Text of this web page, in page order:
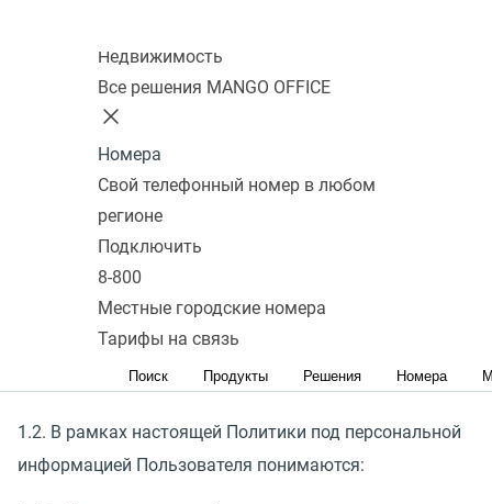
Недвижимость
Все решения MANGO OFFICE
Номера
Свой телефонный номер в любом
регионе
Подключить
8-800
Местные городские номера
Тарифы на связь
Поиск Продукты Решения Номера
1.1. Политика конфиденциальности интернет- сайта
ООО «Манго Телеком» (далее – Политика) определяет
порядок получения, учета, обработки, накопления и
хранения сведений, отнесенных к персональным
данным представителей клиентов и\или посетителей
Сайта, а также их защиты в ООО «Манго Телеком»
(далее – Общество) в соответствии с действующим
законодательством Российской Федерации, а также
права и обязанности Общества и работников в этой
1.2. В рамках настоящей Политики под персональной
информацией Пользователя понимаются: